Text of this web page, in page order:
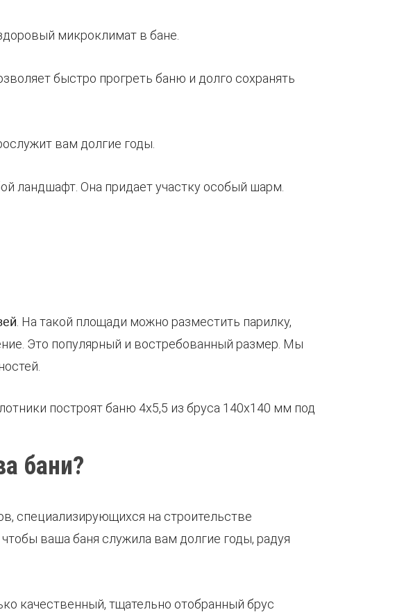
микроклимат в бане.
быстро прогреть баню и долго сохранять
вам долгие годы.
ландшафт. Она придает участку особый шарм.
. На такой площади можно разместить парилку,
Это популярный и востребованный размер. Мы
бани?
специализирующихся на строительстве
ваша баня служила вам долгие годы, радуя
качественный, тщательно отобранный брус